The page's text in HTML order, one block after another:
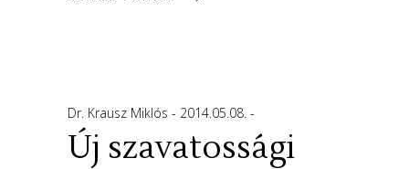
Dr. Krausz Miklós 2014.05.08.
Új szavatossági